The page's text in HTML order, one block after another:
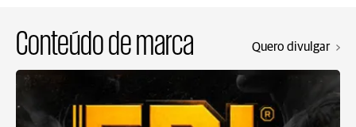
Conteúdo de marca Quero divulgar